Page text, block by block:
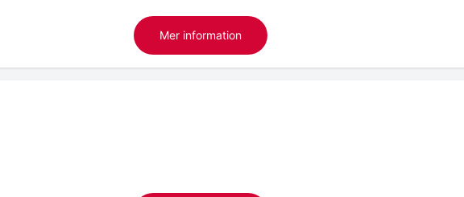
Mer information